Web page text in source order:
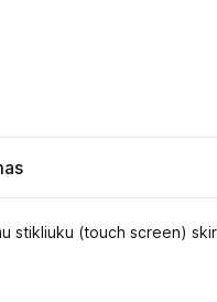
stikliuku (touch screen)